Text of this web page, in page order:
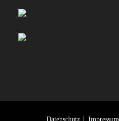
Datenschutz Impressum